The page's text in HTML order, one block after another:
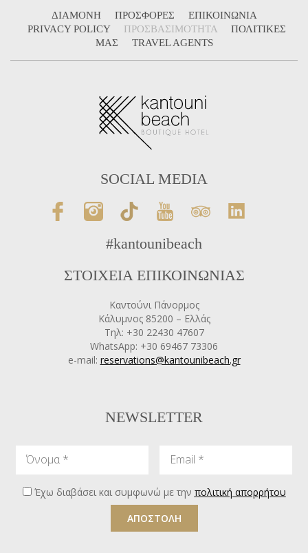
ΔΙΑΜΟΝΗ ΠΡΟΣΦΟΡΕΣ
ΕΠΙΚΟΙΝΩΝΙΑ
PRIVACY POLICY
ΠΡΟΣΒΑΣΙΜΟΤΗΤΑ
ΠΟΛΙΤΙΚΕΣ
ΜΑΣ
TRAVEL AGENTS
SOCIAL MEDIA
#kantounibeach
ΣΤΟΙΧΕΙΑ ΕΠΙΚΟΙΝΩΝΙΑΣ
Καντούνι Πάνορμος
Κάλυμνος 85200 – Ελλάς
Τηλ: +30 22430 47607
WhatsApp: +30 69467 73306
e-mail: reservations@kantounibeach.gr
NEWSLETTER
Όνομα
Έχω διαβάσει και συμφωνώ με την πολιτική απορρήτου
ΑΠΟΣΤΟΛΗ